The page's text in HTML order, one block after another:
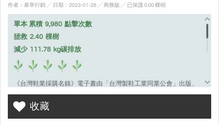
作者：慕寧行銷 ╱ 日期：2023-01-28 ╱ 商務版 ╱ 已保護 0.00 棵樹
單本 累積 9,980 點擊次數
拯救 2.40 棵樹
減少 111.78 kg碳排放
《台灣鞋業採購名錄》電子書由「台灣製鞋工業同業公會」出版、
「慕寧行銷顧問有限公司」執行編輯，收錄來自台灣或台商鞋業公
司相關資訊。
收藏